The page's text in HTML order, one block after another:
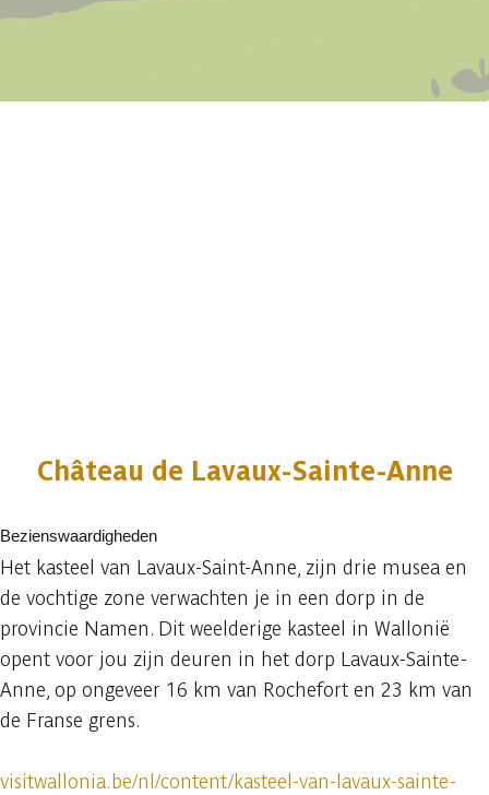
Château de Lavaux-Sainte-Anne
Bezienswaardigheden
Het kasteel van Lavaux-Saint-Anne, zijn drie musea en
de vochtige zone verwachten je in een dorp in de
provincie Namen. Dit weelderige kasteel in Wallonië
opent voor jou zijn deuren in het dorp Lavaux-Sainte-
Anne, op ongeveer 16 km van Rochefort en 23 km van
de Franse grens.
visitwallonia.be/nl/content/kasteel-van-lavaux-sainte-